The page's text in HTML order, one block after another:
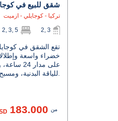
شقق للبيع في
تركيا - كوجايلي - ازميت
2, 3, 5 2, 3
تقع الشقق في
خضراء واسعة
على
للياقة البدنية، ومسبح خارجي.
من 183.000